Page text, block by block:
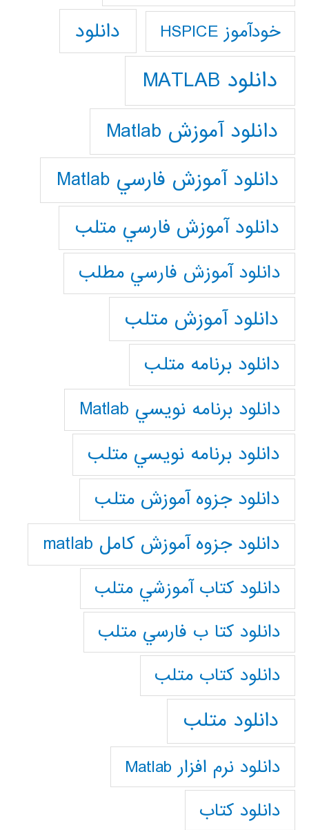
خودآموز HSPICE دانلود
دانلود MATLAB
دانلود آموزش Matlab
دانلود آموزش فارسي Matlab
دانلود آموزش فارسي متلب
دانلود آموزش فارسي مطلب
دانلود آموزش متلب
دانلود برنامه متلب
دانلود برنامه نويسي Matlab
دانلود برنامه نويسي متلب
دانلود جزوه آموزش متلب
دانلود جزوه آموزش کامل matlab
دانلود كتاب آموزشي متلب
دانلود كتا ب فارسي متلب
دانلود كتاب متلب
دانلود متلب
دانلود نرم افزار Matlab
دانلود کتاب